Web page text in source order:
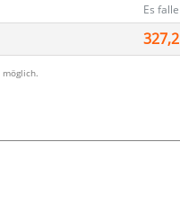
Es
möglich.